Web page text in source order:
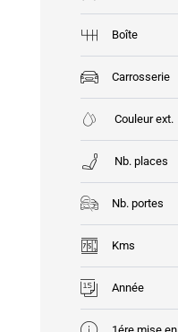
Boîte
Carrosserie
Couleur ext.
Nb. places
Nb. portes
Kms
Année